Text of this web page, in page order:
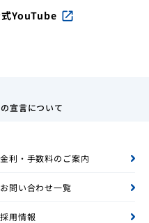
YouTube open_in_new
宣言について
金利・手数料のご案内
お問い合わせ一覧
採用情報